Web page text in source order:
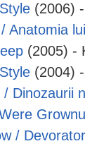
(2006)
Anatomia
(2005) -
(2004)
Dinozaurii
/